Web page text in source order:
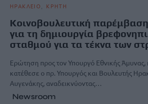
ΗΡΑΚΛΕΙΟ ΚΡΗΤΗ
Κοινοβουλευτική
για τη δημιουργία
σταθμού για τα τέκνα των
Ερώτηση προς τον Υπουργό Εθνικής Άμυνας,
κατέθεσε ο πρ. Υπουργός και Βουλευτής
Αυγενάκης, αναδεικνύοντας…
Newsroom